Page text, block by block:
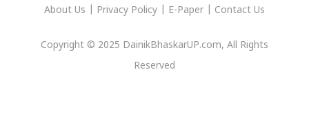
About Us Privacy Policy E-Paper Contact Us
Copyright © 2025 DainikBhaskarUP.com, All Rights
Reserved